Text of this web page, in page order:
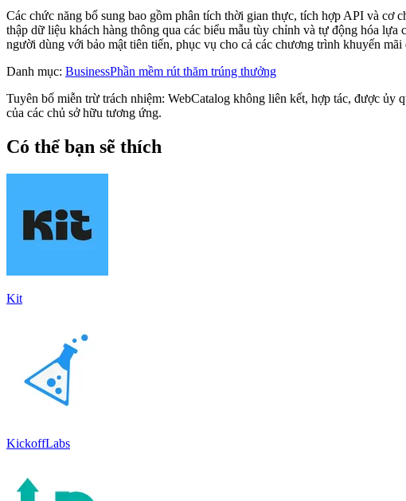
Các chức năng bổ sung bao gồm phân tích thời gian thực, tích hợp API và cơ
thập dữ liệu khách hàng thông qua các biểu mẫu tùy chỉnh và tự động hóa
người dùng với bảo mật tiên tiến, phục vụ cho cả các chương trình khuyến
Danh mục: BusinessPhần mềm rút thăm trúng thưởng
Tuyên bố miễn trừ trách nhiệm: WebCatalog không liên kết, hợp tác, được
của các chủ sở hữu tương ứng.
Có thể bạn sẽ thích
Kit
KickoffLabs